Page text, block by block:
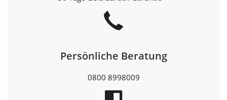
Persönliche Beratung
0800 8998009